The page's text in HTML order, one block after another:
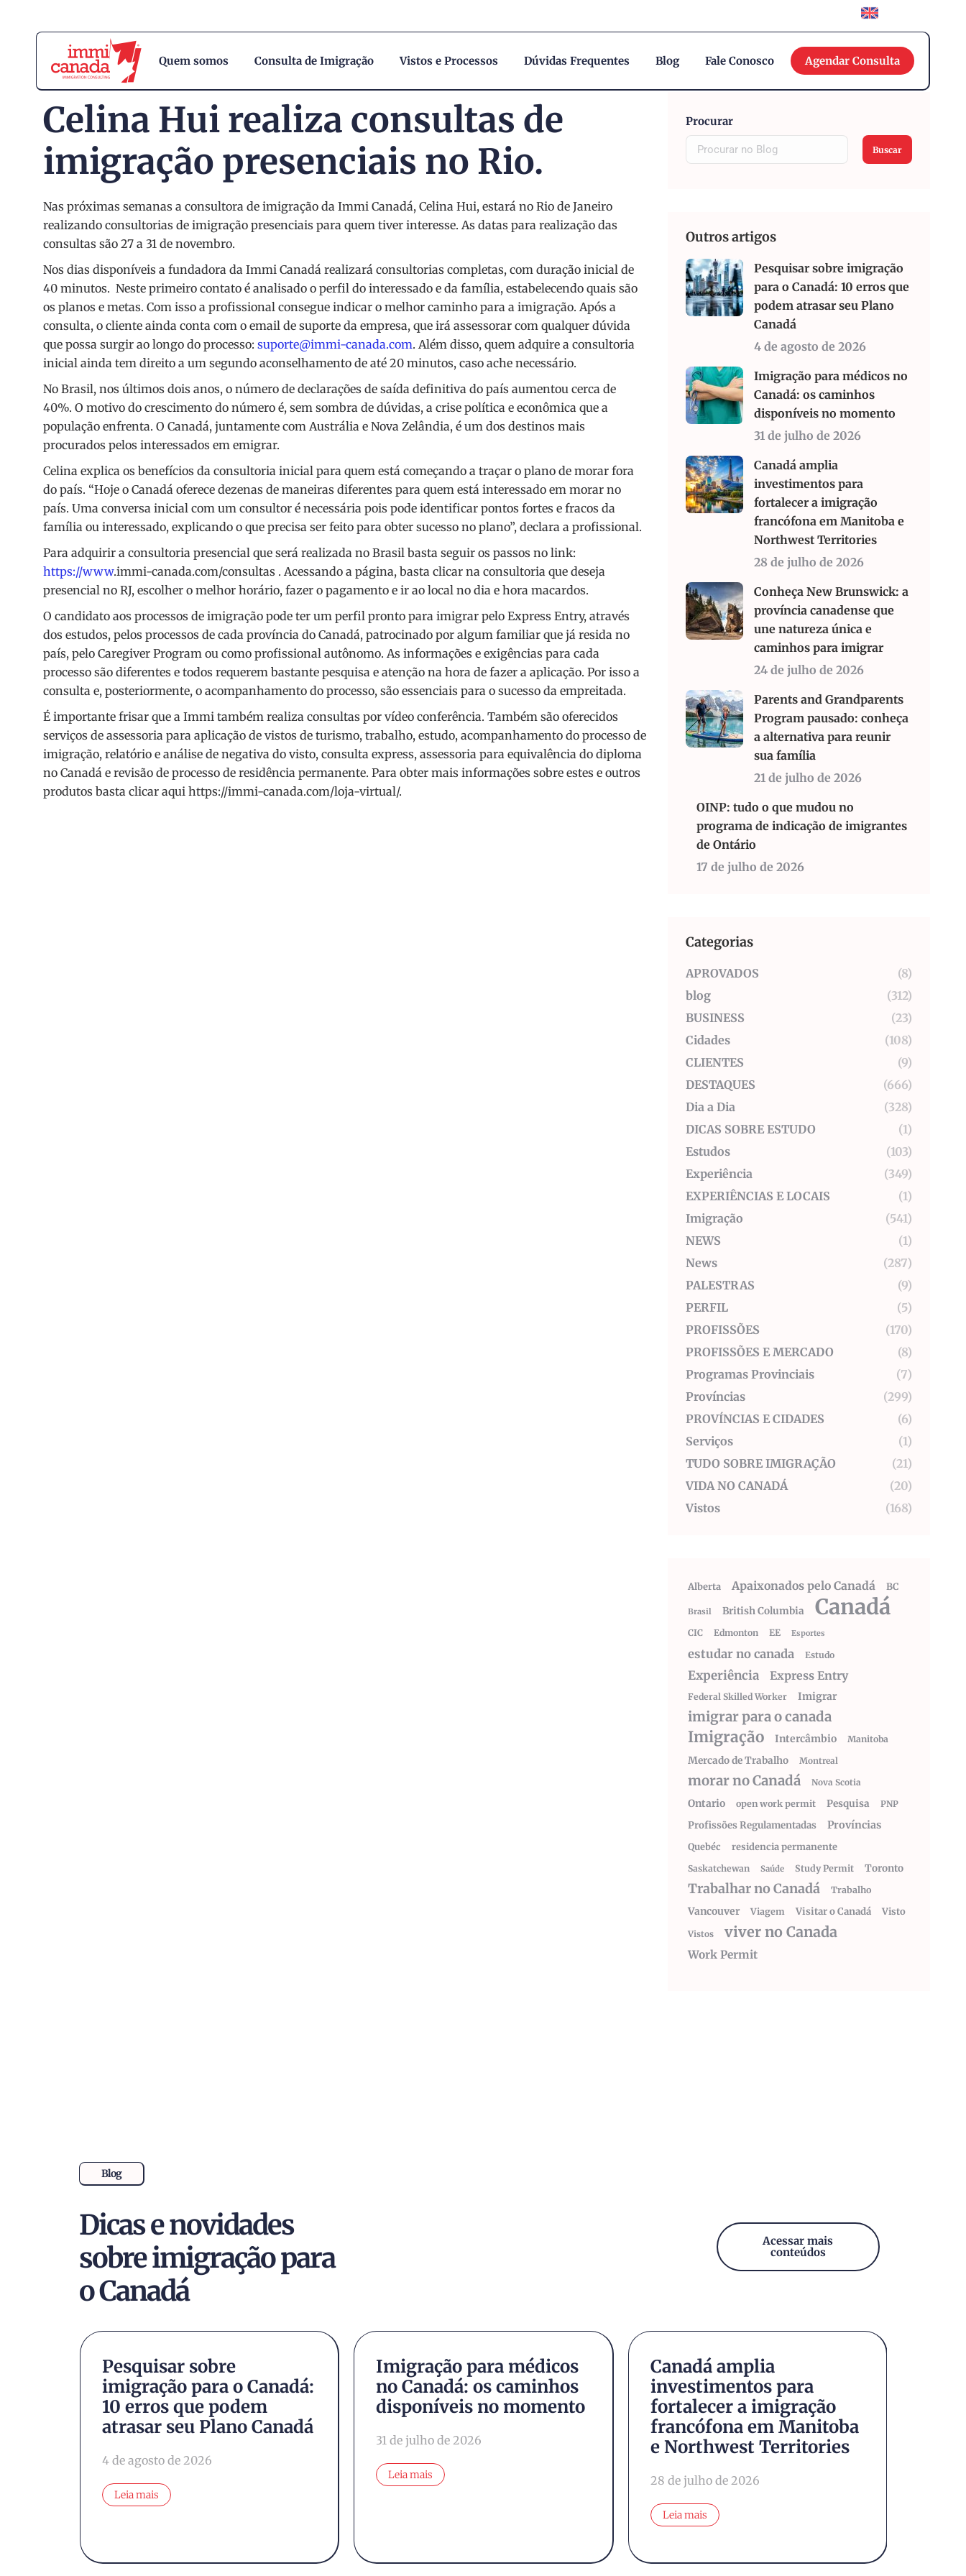
Quem somos Consulta de Imigração Vistos e Processos Dúvidas Frequentes Blog Fale Conosco Agendar Consulta
Celina Hui realiza consultas de
imigração presenciais no Rio.
Nas próximas semanas a consultora de imigração da Immi Canadá, Celina Hui, estará no Rio de Janeiro
realizando consultorias de imigração presenciais para quem tiver interesse. As datas para realização das
consultas são 27 a 31 de novembro.
Nos dias disponíveis a fundadora da Immi Canadá realizará consultorias completas, com duração inicial de
40 minutos. Neste primeiro contato é analisado o perfil do interessado e da família, estabelecendo quais são
os planos e metas. Com isso a profissional consegue indicar o melhor caminho para a imigração. Após a
consulta, o cliente ainda conta com o email de suporte da empresa, que irá assessorar com qualquer dúvida
que possa surgir ao longo do processo: suporte@immi-canada.com. Além disso, quem adquire a consultoria
inicial ainda tem direito a um segundo aconselhamento de até 20 minutos, caso ache necessário.
No Brasil, nos últimos dois anos, o número de declarações de saída definitiva do país aumentou cerca de
40%. O motivo do crescimento do número é, sem sombra de dúvidas, a crise política e econômica que a
população enfrenta. O Canadá, juntamente com Austrália e Nova Zelândia, é um dos destinos mais
procurados pelos interessados em emigrar.
Celina explica os benefícios da consultoria inicial para quem está começando a traçar o plano de morar fora
do país. “Hoje o Canadá oferece dezenas de maneiras diferentes para quem está interessado em morar no
país. Uma conversa inicial com um consultor é necessária pois pode identificar pontos fortes e fracos da
família ou interessado, explicando o que precisa ser feito para obter sucesso no plano”, declara a profissional.
Para adquirir a consultoria presencial que será realizada no Brasil basta seguir os passos no link:
https://www.immi-canada.com/consultas . Acessando a página, basta clicar na consultoria que deseja
presencial no RJ, escolher o melhor horário, fazer o pagamento e ir ao local no dia e hora macardos.
O candidato aos processos de imigração pode ter um perfil pronto para imigrar pelo Express Entry, através
dos estudos, pelos processos de cada província do Canadá, patrocinado por algum familiar que já resida no
país, pelo Caregiver Program ou como profissional autônomo. As informações e exigências para cada
processo são diferentes e todos requerem bastante pesquisa e atenção na hora de fazer a aplicação. Por isso a
consulta e, posteriormente, o acompanhamento do processo, são essenciais para o sucesso da empreitada.
É importante frisar que a Immi também realiza consultas por vídeo conferência. Também são oferecidos
serviços de assessoria para aplicação de vistos de turismo, trabalho, estudo, acompanhamento do processo de
imigração, relatório e análise de negativa do visto, consulta express, assessoria para equivalência do diploma
no Canadá e revisão de processo de residência permanente. Para obter mais informações sobre estes e outros
produtos basta clicar aqui https://immi-canada.com/loja-virtual/.
Procurar
Buscar
Outros artigos
Pesquisar sobre imigração
para o Canadá: 10 erros que
podem atrasar seu Plano
Canadá
4 de agosto de 2026
Imigração para médicos no
Canadá: os caminhos
disponíveis no momento
31 de julho de 2026
Canadá amplia
investimentos para
fortalecer a imigração
francófona em Manitoba e
Northwest Territories
28 de julho de 2026
Conheça New Brunswick: a
província canadense que
une natureza única e
caminhos para imigrar
24 de julho de 2026
Parents and Grandparents
Program pausado: conheça
a alternativa para reunir
sua família
21 de julho de 2026
OINP: tudo o que mudou no
programa de indicação de imigrantes
de Ontário
17 de julho de 2026
Categorias
APROVADOS
(8)
blog
(312)
BUSINESS
(23)
Cidades
(108)
CLIENTES
(9)
DESTAQUES
(666)
Dia a Dia
(328)
DICAS SOBRE ESTUDO
(1)
Estudos
(103)
Experiência
(349)
EXPERIÊNCIAS E LOCAIS
(1)
Imigração
(541)
NEWS
(1)
News
(287)
PALESTRAS
(9)
PERFIL
(5)
PROFISSÕES
(170)
PROFISSÕES E MERCADO
(8)
Programas Provinciais
(7)
Províncias
(299)
PROVÍNCIAS E CIDADES
(6)
Serviços
(1)
TUDO SOBRE IMIGRAÇÃO
(21)
VIDA NO CANADÁ
(20)
Vistos
(168)
Alberta Apaixonados pelo Canadá BC
Brasil British Columbia Canadá
CIC Edmonton EE Esportes
estudar no canada Estudo
Experiência Express Entry
Federal Skilled Worker Imigrar
imigrar para o canada
Imigração Intercâmbio Manitoba
Mercado de Trabalho Montreal
morar no Canadá Nova Scotia
Ontario open work permit Pesquisa PNP
Profissões Regulamentadas Províncias
Quebéc residencia permanente
Saskatchewan Saúde Study Permit Toronto
Trabalhar no Canadá Trabalho
Vancouver Viagem Visitar o Canadá Visto
Vistos viver no Canada
Work Permit
Blog
Dicas e novidades
sobre imigração para
o Canadá
Acessar mais
conteúdos
Pesquisar sobre
imigração para o Canadá:
10 erros que podem
atrasar seu Plano Canadá
4 de agosto de 2026
Leia mais
Imigração para médicos
no Canadá: os caminhos
disponíveis no momento
31 de julho de 2026
Leia mais
Canadá amplia
investimentos para
fortalecer a imigração
francófona em Manitoba
e Northwest Territories
28 de julho de 2026
Leia mais